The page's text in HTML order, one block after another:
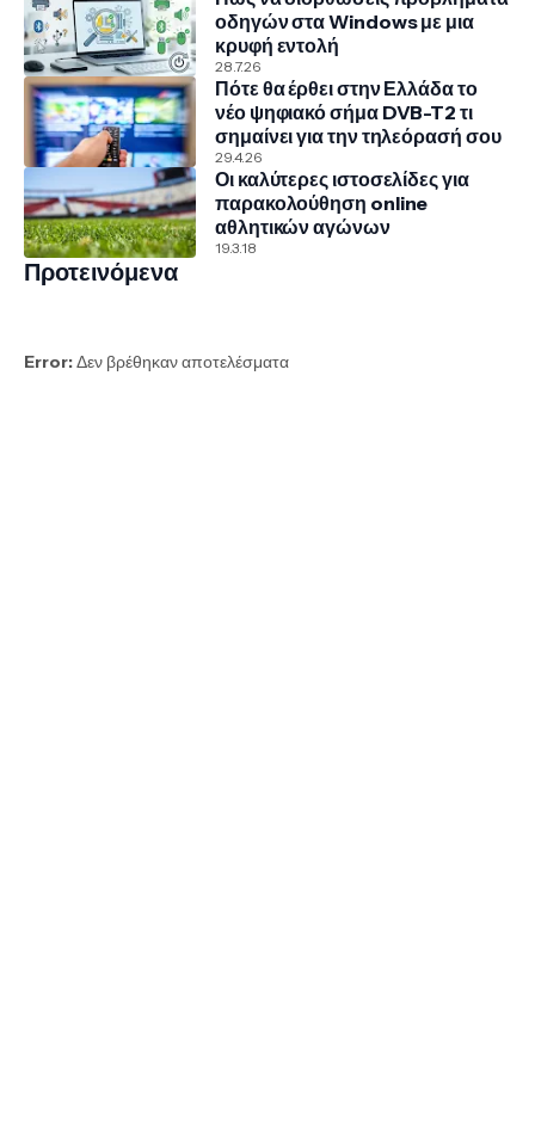
οδηγών στα Windows με μια
κρυφή εντολή
28.7.26
Πότε θα έρθει στην Ελλάδα το
νέο ψηφιακό σήμα DVB-T2 τι
σημαίνει για την τηλεόρασή σου
29.4.26
Οι καλύτερες ιστοσελίδες για
παρακολούθηση online
αθλητικών αγώνων
19.3.18
Προτεινόμενα
Error:Δεν βρέθηκαν αποτελέσματα